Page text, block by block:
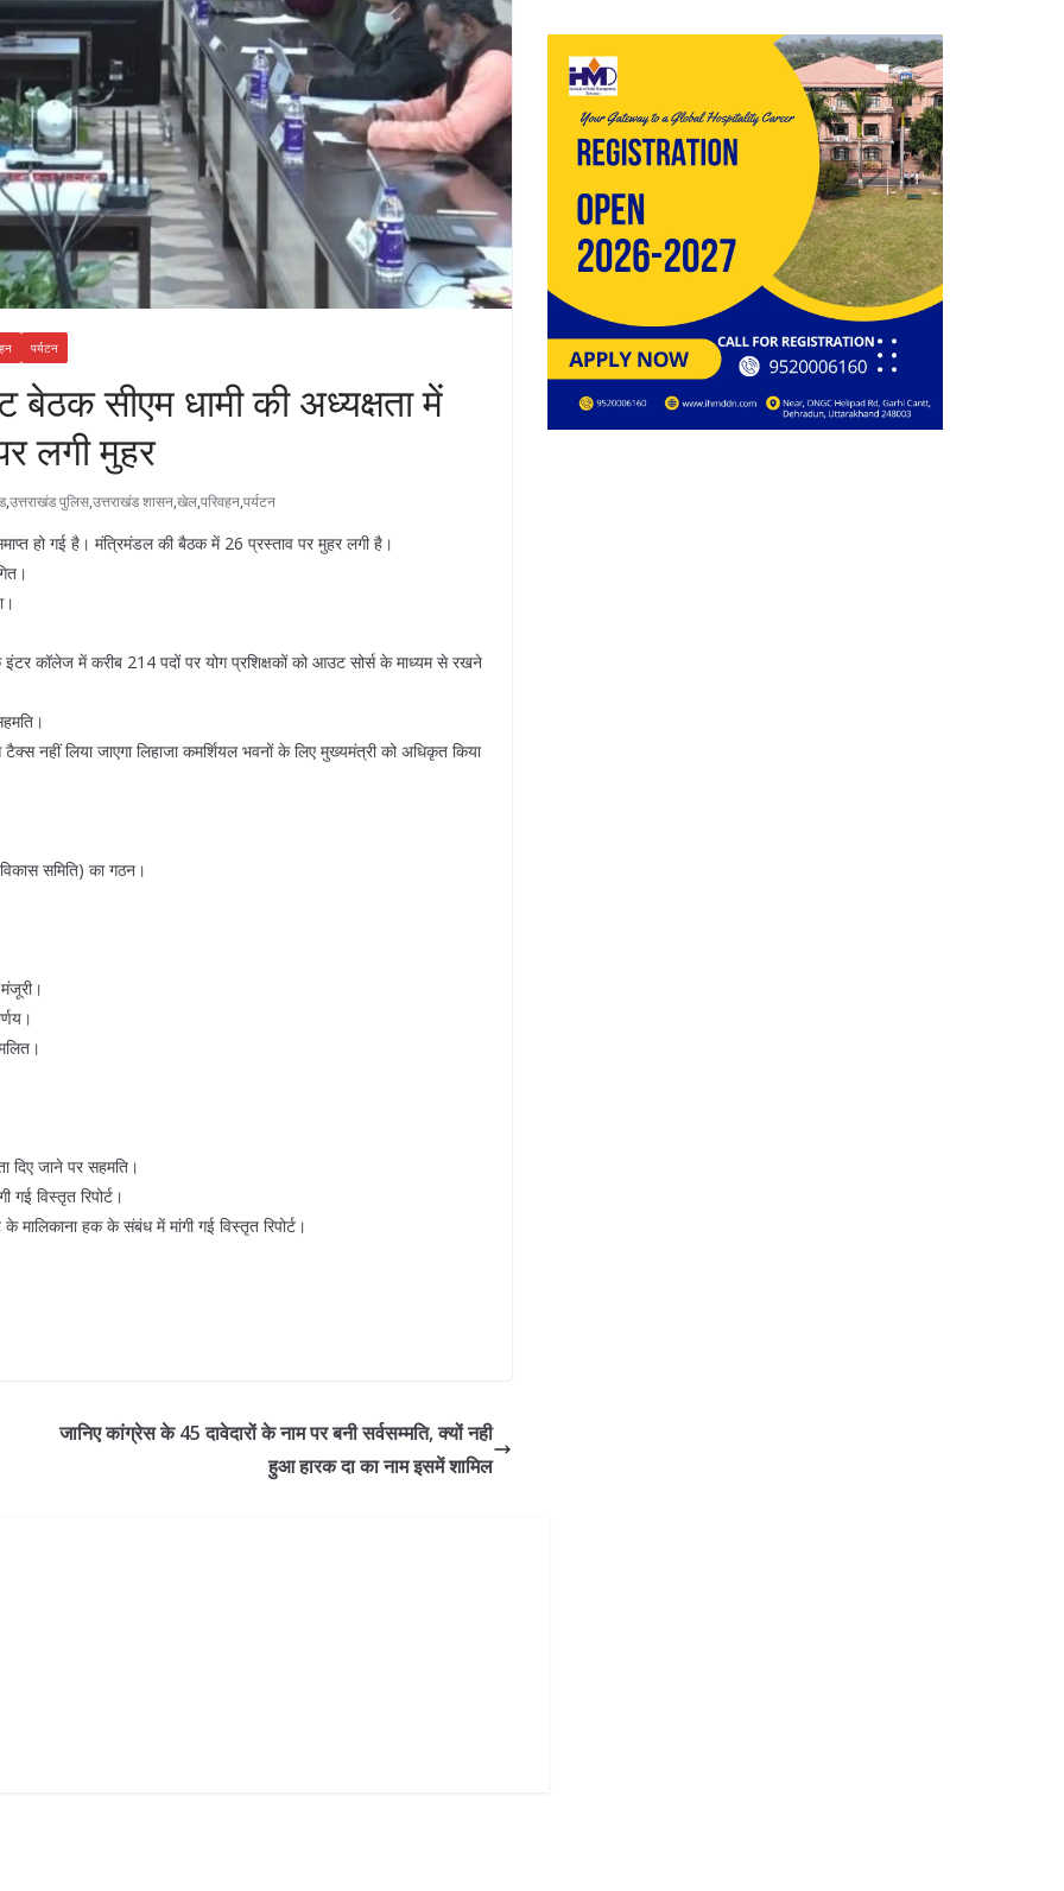
पर्यटन
सीएम धामी की अध्यक्षता में
लगी मुहर
,उत्तराखंड पुलिस,उत्तराखंड शासन,खेल,परिवहन,पर्यटन
हो गई है। मंत्रिमंडल की बैठक में 26 प्रस्ताव पर मुहर लगी है।
कॉलेज में करीब 214 पदों पर योग प्रशिक्षकों को आउट सोर्स के माध्यम से रखने
नहीं लिया जाएगा लिहाजा कमर्शियल भवनों के लिए मुख्यमंत्री को अधिकृत किया
समिति) का गठन।
दिए जाने पर सहमति।
विस्तृत रिपोर्ट।
हक के संबंध में मांगी गई विस्तृत रिपोर्ट।
जानिए कांग्रेस के 45 दावेदारों के नाम पर बनी सर्वसम्मति, क्यों नही
हुआ हारक दा का नाम इसमें शामिल